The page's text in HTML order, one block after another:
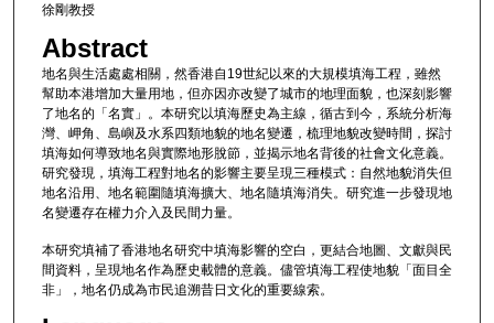
徐剛教授
Abstract
地名與生活處處相關，然香港自19世紀以來的大規模填海工程，雖然
幫助本港增加大量用地，但亦因亦改變了城市的地理面貌，也深刻影響
了地名的「名實」。本研究以填海歷史為主線，循古到今，系統分析海
灣、岬角、島嶼及水系四類地貌的地名變遷，梳理地貌改變時間，探討
填海如何導致地名與實際地形脫節，並揭示地名背後的社會文化意義。
研究發現，填海工程對地名的影響主要呈現三種模式：自然地貌消失但
地名沿用、地名範圍隨填海擴大、地名隨填海消失。研究進一步發現地
名變遷存在權力介入及民間力量。
本研究填補了香港地名研究中填海影響的空白，更結合地圖、文獻與民
間資料，呈現地名作為歷史載體的意義。儘管填海工程使地貌「面目全
非」，地名仍成為市民追溯昔日文化的重要線索。